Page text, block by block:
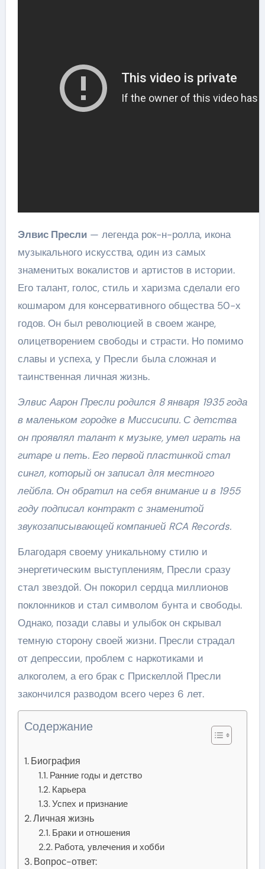
Элвис Пресли— легенда рок-н-ролла, икона
музыкального искусства, один из самых
знаменитых вокалистов и артистов в истории.
Его талант, голос, стиль и харизма сделали его
кошмаром для консервативного общества 50-х
годов. Он был революцией в своем жанре,
олицетворением свободы и страсти. Но помимо
славы и успеха, у Пресли была сложная и
таинственная личная жизнь.
Элвис Аарон Пресли родился 8 января 1935 года
в маленьком городке в Миссисипи. С детства
он проявлял талант к музыке, умел играть на
гитаре и петь. Его первой пластинкой стал
сингл, который он записал для местного
лейбла. Он обратил на себя внимание и в 1955
году подписал контракт с знаменитой
звукозаписывающей компанией RCA Records.
Благодаря своему уникальному стилю и
энергетическим выступлениям, Пресли сразу
стал звездой. Он покорил сердца миллионов
поклонников и стал символом бунта и свободы.
Однако, позади славы и улыбок он скрывал
темную сторону своей жизни. Пресли страдал
от депрессии, проблем с наркотиками и
алкоголем, а его брак с Прискеллой Пресли
закончился разводом всего через 6 лет.
Содержание
Биография
Ранние годы и детство
Карьера
Успех и признание
Личная жизнь
Браки и отношения
Работа, увлечения и хобби
Вопрос-ответ: